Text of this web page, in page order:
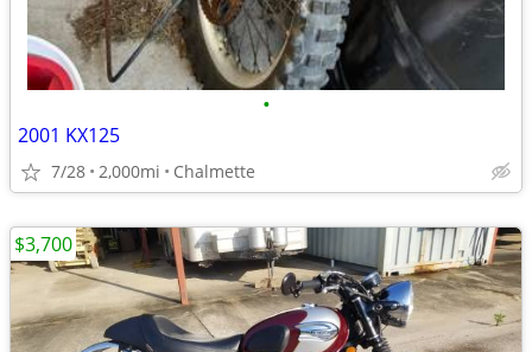
•
2001 KX125
7/28 2,000mi Chalmette
$3,700